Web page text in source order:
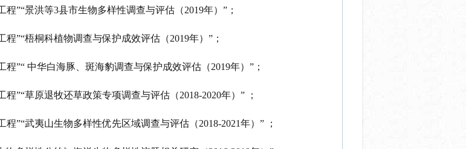
”“景洪等3县市生物多样性调查与评估（2019年）”；
”“梧桐科植物调查与保护成效评估（2019年）”；
”“ 中华白海豚、斑海豹调查与保护成效评估（2019年）”；
”“草原退牧还草政策专项调查与评估（2018-2020年）” ；
”“武夷山生物多样性优先区域调查与评估（2018-2021年）” ；